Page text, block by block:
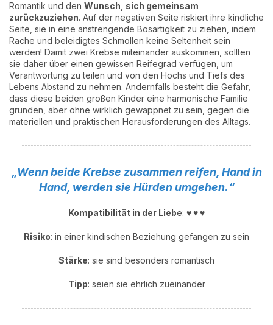
Romantik und den Wunsch, sich gemeinsam
zurückzuziehen. Auf der negativen Seite riskiert ihre kindliche
Seite, sie in eine anstrengende Bösartigkeit zu ziehen, indem
Rache und beleidigtes Schmollen keine Seltenheit sein
werden! Damit zwei Krebse miteinander auskommen, sollten
sie daher über einen gewissen Reifegrad verfügen, um
Verantwortung zu teilen und von den Hochs und Tiefs des
Lebens Abstand zu nehmen. Andernfalls besteht die Gefahr,
dass diese beiden großen Kinder eine harmonische Familie
gründen, aber ohne wirklich gewappnet zu sein, gegen die
materiellen und praktischen Herausforderungen des Alltags.
„Wenn beide Krebse zusammen reifen, Hand in
Hand, werden sie Hürden umgehen.“
Kompatibilität in der Liebe: ♥ ♥ ♥
Risiko: in einer kindischen Beziehung gefangen zu sein
Stärke: sie sind besonders romantisch
Tipp: seien sie ehrlich zueinander